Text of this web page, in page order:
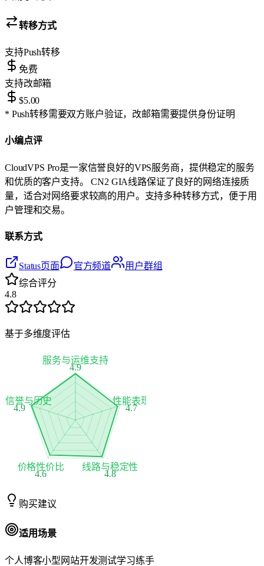
转移方式
支持Push转移
免费
支持改邮箱
$5.00
* Push转移需要双方账户验证，改邮箱需要提供身份证明
小编点评
CloudVPS Pro是一家信誉良好的VPS服务商，提供稳定的服务
和优质的客户支持。 CN2 GIA线路保证了良好的网络连接质
量，适合对网络要求较高的用户。支持多种转移方式，便于用
户管理和交易。
联系方式
Status页面 官方频道
用户群组
综合评分
4.8
基于多维度评估
服务与运维支持
4.9
性能表现
4.7
线路与稳定性
4.8
价格性价比
4.6
信誉与历史
4.9
购买建议
适用场景
个人博客小型网站开发测试学习练手